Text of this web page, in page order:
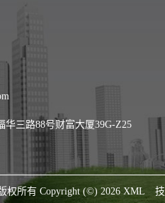
三路88号财富大厦39G-Z25
权所有 Copyright (©) 2026 XML 技